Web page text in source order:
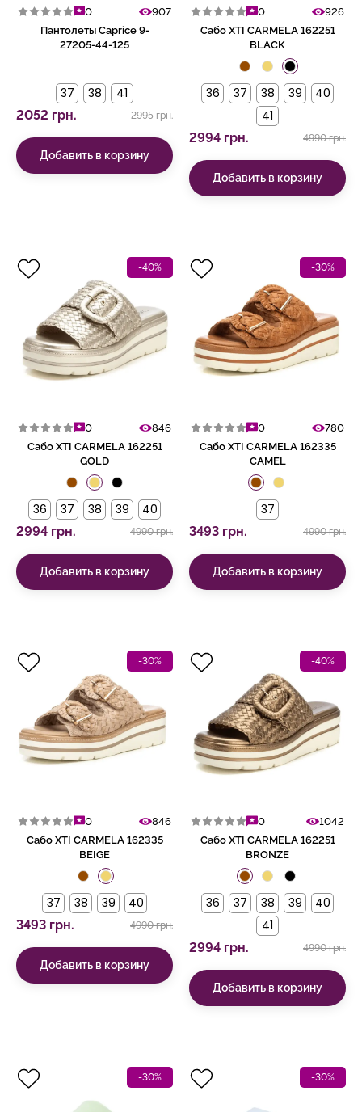
0
907
Пантолеты Caprice 9-
27205-44-125
37 38 41
2052 грн. 2995 грн.
Добавить в корзину
0
926
Сабо XTI CARMELA 162251
BLACK
36 37 38 39
40
41
2994 грн. 4990 грн.
Добавить в корзину
-40%
0
846
Сабо XTI CARMELA 162251
GOLD
36 37 38 39 40
2994 грн. 4990 грн.
Добавить в корзину
-30%
0
780
Сабо XTI CARMELA 162335
CAMEL
37
3493 грн. 4990 грн.
Добавить в корзину
-30%
0
846
Сабо XTI CARMELA 162335
BEIGE
37 38 39 40
3493 грн. 4990 грн.
Добавить в корзину
-40%
0
1042
Сабо XTI CARMELA 162251
BRONZE
36 37 38 39
40
41
2994 грн. 4990 грн.
Добавить в корзину
-30% -30%